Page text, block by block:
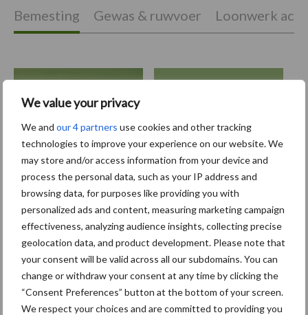
We value your privacy
We and our 4 partners use cookies and other tracking
technologies to improve your experience on our website. We
may store and/or access information from your device and
process the personal data, such as your IP address and
browsing data, for purposes like providing you with
personalized ads and content, measuring marketing campaign
effectiveness, analyzing audience insights, collecting precise
geolocation data, and product development. Please note that
your consent will be valid across all our subdomains. You can
change or withdraw your consent at any time by clicking the
“Consent Preferences” button at the bottom of your screen.
We respect your choices and are committed to providing you
Primaire
Sidebar
Recent nieuws Partner nieuws
6 aug
"Hoge verwachtingen van schijven
voor kouters"
Bemesting Gewas & ruwvoer Loonwerk
Compost
Toon meer